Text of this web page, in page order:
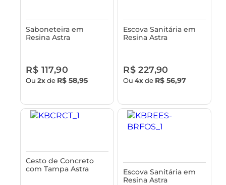
Saboneteira em
Resina Astra
R$ 117,90
Ou2xde R$ 58,95
Escova Sanitária em
Resina Astra
R$ 227,90
Ou4xde R$ 56,97
Cesto de Concreto
com Tampa Astra
Escova Sanitária em
Resina Astra